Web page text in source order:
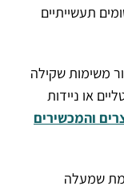
תעשייתיים
משימות שקילה
או ניידות
והמכשירים
שמעלה